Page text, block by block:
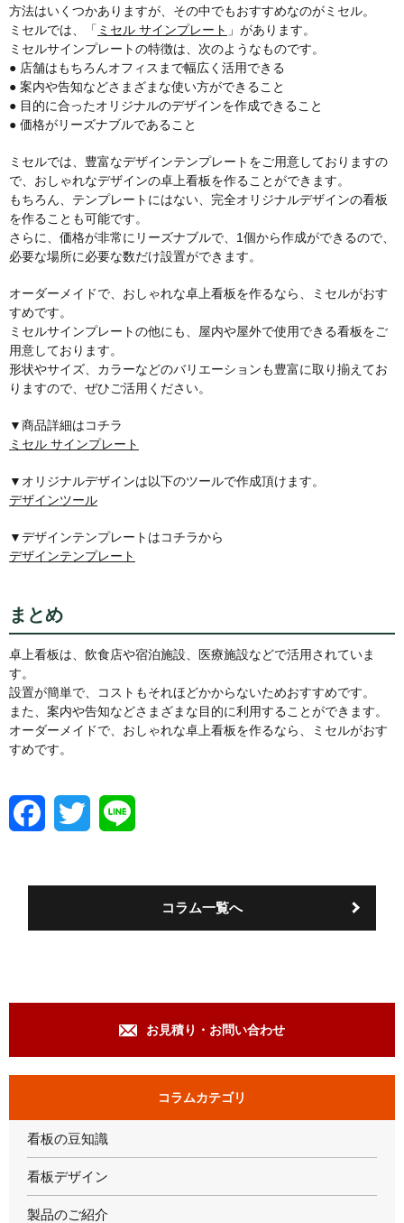
方法はいくつかありますが、その中でもおすすめなのがミセル。
ミセルでは、「 ミセル サインプレート 」があります。
ミセルサインプレートの特徴は、次のようなものです。
● 店舗はもちろんオフィスまで幅広く活用できる
● 案内や告知などさまざまな使い方ができること
● 目的に合ったオリジナルのデザインを作成できること
● 価格がリーズナブルであること
ミセルでは、豊富なデザインテンプレートをご用意しておりますの
で、おしゃれなデザインの卓上看板を作ることができます。
もちろん、テンプレートにはない、完全オリジナルデザインの看板
を作ることも可能です。
さらに、価格が非常にリーズナブルで、1個から作成ができるので、
必要な場所に必要な数だけ設置ができます。
オーダーメイドで、おしゃれな卓上看板を作るなら、ミセルがおす
すめです。
ミセルサインプレートの他にも、屋内や屋外で使用できる看板をご
用意しております。
形状やサイズ、カラーなどのバリエーションも豊富に取り揃えてお
りますので、ぜひご活用ください。
▼商品詳細はコチラ
ミセル サインプレート
▼オリジナルデザインは以下のツールで作成頂けます。
デザインツール
▼デザインテンプレートはコチラから
デザインテンプレート
まとめ
卓上看板は、飲食店や宿泊施設、医療施設などで活用されていま
す。
設置が簡単で、コストもそれほどかからないためおすすめです。
また、案内や告知などさまざまな目的に利用することができます。
オーダーメイドで、おしゃれな卓上看板を作るなら、ミセルがおす
すめです。
b
w
t
コラム一覧へ
お見積り・お問い合わせ
コラムカテゴリ
看板の豆知識
看板デザイン
製品のご紹介